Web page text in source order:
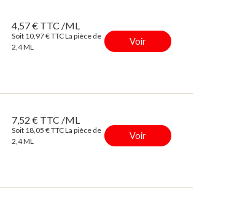
4,57 € TTC /ML
Soit 10,97 € TTC La pièce de
2,4 ML
Voir
7,52 € TTC /ML
Soit 18,05 € TTC La pièce de
2,4 ML
Voir